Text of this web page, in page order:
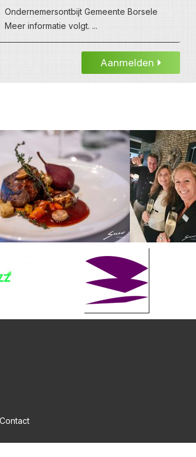
Ondernemersontbijt Gemeente Borsele
Meer informatie volgt. ...
Aanmelden